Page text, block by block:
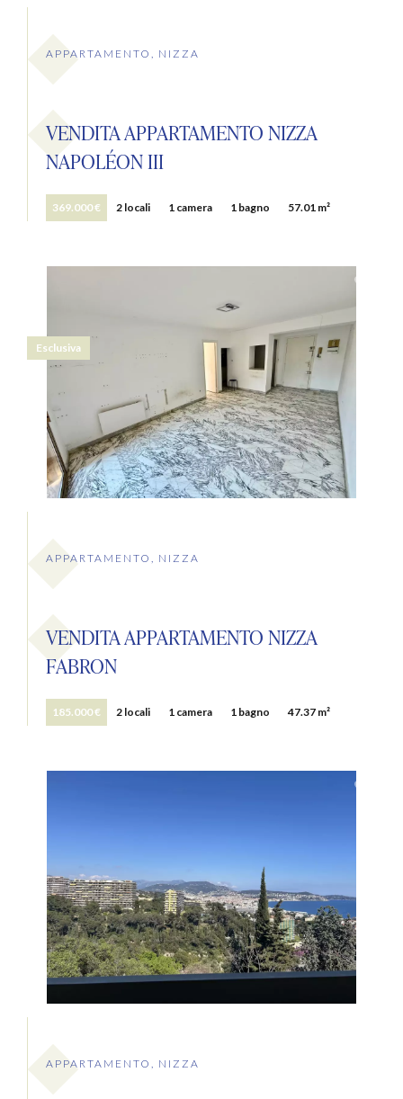
APPARTAMENTO, NIZZA
VENDITA APPARTAMENTO NIZZA
NAPOLÉON III
369.000 € 2 locali 1 camera 1 bagno 57.01 m²
APPARTAMENTO, NIZZA
VENDITA APPARTAMENTO NIZZA
FABRON
185.000 € 2 locali 1 camera 1 bagno 47.37 m²
Esclusiva
APPARTAMENTO, NIZZA